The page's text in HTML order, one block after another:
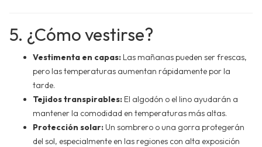
5. ¿Cómo vestirse?
Vestimenta en capas: Las mañanas pueden ser frescas,
pero las temperaturas aumentan rápidamente por la
tarde.
Tejidos transpirables: El algodón o el lino ayudarán a
mantener la comodidad en temperaturas más altas.
Protección solar: Un sombrero o una gorra protegerán
del sol, especialmente en las regiones con alta exposición